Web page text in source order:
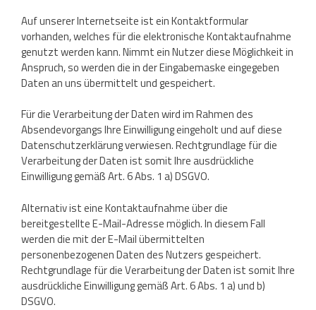
Auf unserer Internetseite ist ein Kontaktformular
vorhanden, welches für die elektronische Kontaktaufnahme
genutzt werden kann. Nimmt ein Nutzer diese Möglichkeit in
Anspruch, so werden die in der Eingabemaske eingegeben
Daten an uns übermittelt und gespeichert.
Für die Verarbeitung der Daten wird im Rahmen des
Absendevorgangs Ihre Einwilligung eingeholt und auf diese
Datenschutzerklärung verwiesen. Rechtgrundlage für die
Verarbeitung der Daten ist somit Ihre ausdrückliche
Einwilligung gemäß Art. 6 Abs. 1 a) DSGVO.
Alternativ ist eine Kontaktaufnahme über die
bereitgestellte E-Mail-Adresse möglich. In diesem Fall
werden die mit der E-Mail übermittelten
personenbezogenen Daten des Nutzers gespeichert.
Rechtgrundlage für die Verarbeitung der Daten ist somit Ihre
ausdrückliche Einwilligung gemäß Art. 6 Abs. 1 a) und b)
DSGVO.